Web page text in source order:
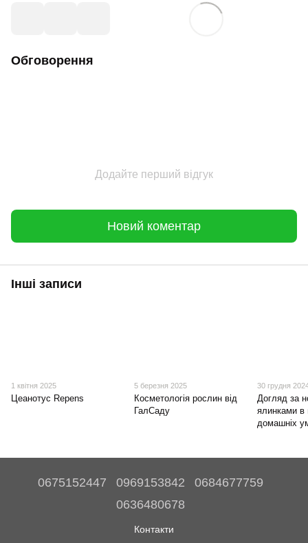
Обговорення
Додайте перший відгук
Новий коментар
Інші записи
1 квітня 2025
Цеанотус Repens
5 березня 2025
Косметологія рослин від
ГалСаду
30 грудня
Догляд за
ялинками в
домашніх
0675152447 0969153842
0684677759
0636480678
Контакти